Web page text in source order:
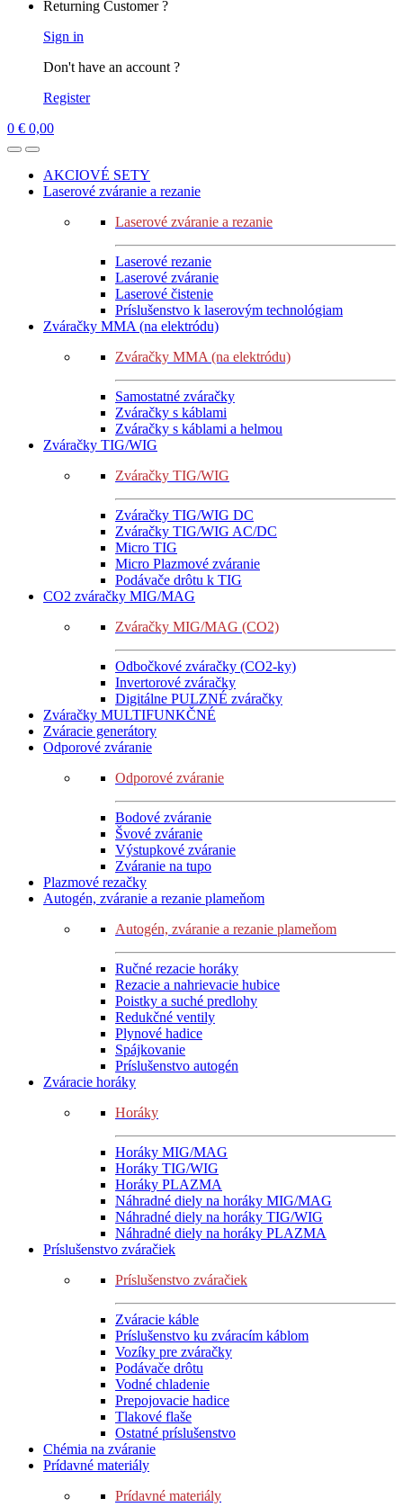
Returning Customer ?
Sign in
Don't have an account ?
Register
0 € 0,00
AKCIOVÉ SETY
Laserové zváranie a rezanie
Laserové zváranie a rezanie
Laserové rezanie
Laserové zváranie
Laserové čistenie
Príslušenstvo k laserovým technológiam
Zváračky MMA (na elektródu)
Zváračky MMA (na elektródu)
Samostatné zváračky
Zváračky s káblami
Zváračky s káblami a helmou
Zváračky TIG/WIG
Zváračky TIG/WIG
Zváračky TIG/WIG DC
Zváračky TIG/WIG AC/DC
Micro TIG
Micro Plazmové zváranie
Podávače drôtu k TIG
CO2 zváračky MIG/MAG
Zváračky MIG/MAG (CO2)
Odbočkové zváračky (CO2-ky)
Invertorové zváračky
Digitálne PULZNÉ zváračky
Zváračky MULTIFUNKČNÉ
Zváracie generátory
Odporové zváranie
Odporové zváranie
Bodové zváranie
Švové zváranie
Výstupkové zváranie
Zváranie na tupo
Plazmové rezačky
Autogén, zváranie a rezanie plameňom
Autogén, zváranie a rezanie plameňom
Ručné rezacie horáky
Rezacie a nahrievacie hubice
Poistky a suché predlohy
Redukčné ventily
Plynové hadice
Spájkovanie
Príslušenstvo autogén
Zváracie horáky
Horáky
Horáky MIG/MAG
Horáky TIG/WIG
Horáky PLAZMA
Náhradné diely na horáky MIG/MAG
Náhradné diely na horáky TIG/WIG
Náhradné diely na horáky PLAZMA
Príslušenstvo zváračiek
Príslušenstvo zváračiek
Zváracie káble
Príslušenstvo ku zváracím káblom
Vozíky pre zváračky
Podávače drôtu
Vodné chladenie
Prepojovacie hadice
Tlakové flaše
Ostatné príslušenstvo
Chémia na zváranie
Prídavné materiály
Prídavné materiály